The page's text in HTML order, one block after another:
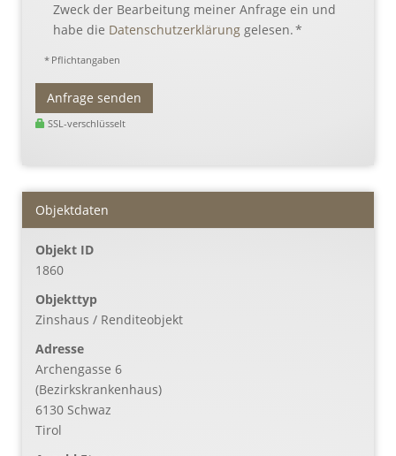
Zweck der Bearbeitung meiner Anfrage ein und
habe die Datenschutzerklärung gelesen. *
* Pflichtangaben
Anfrage senden
SSL-verschlüsselt
Objektdaten
Objekt ID
1860
Objekttyp
Zinshaus / Renditeobjekt
Adresse
Archengasse 6
(Bezirkskrankenhaus)
6130 Schwaz
Tirol